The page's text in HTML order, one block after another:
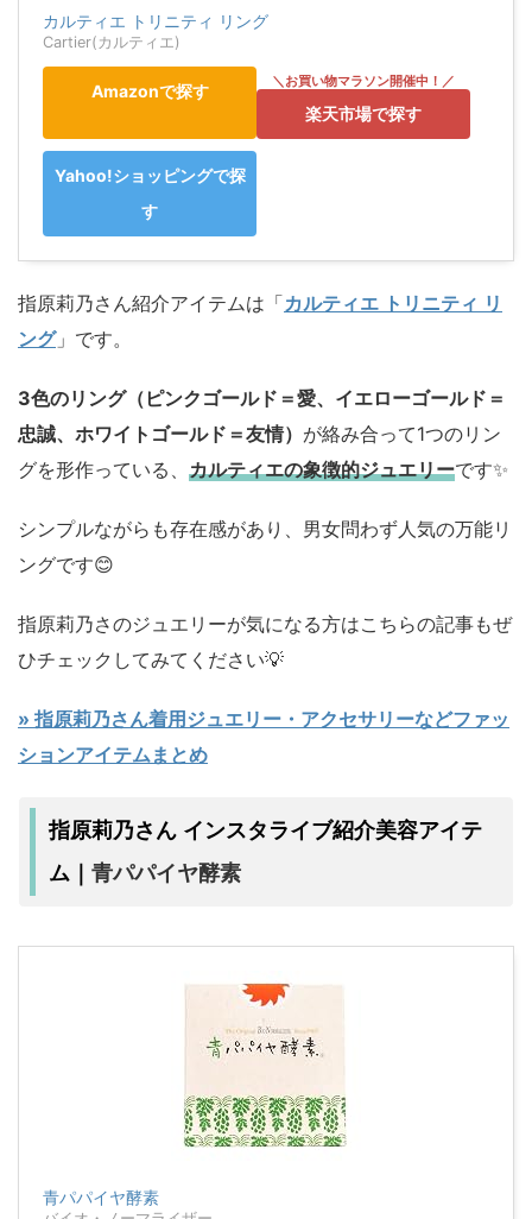
カルティエ トリニティ リング
Cartier(カルティエ)
Amazonで探す
楽天市場で探す
Yahoo!ショッピングで探
す
指原莉乃さん紹介アイテムは「カルティエ トリニティ リ
ング」です。
3色のリング（ピンクゴールド＝愛、イエローゴールド＝
忠誠、ホワイトゴールド＝友情） が絡み合って1つのリン
グを形作っている、 カルティエの象徴的ジュエリーです✨️
シンプルながらも存在感があり、男女問わず人気の万能リ
ングです😊
指原莉乃さのジュエリーが気になる方はこちらの記事もぜ
ひチェックしてみてください💡
» 指原莉乃さん着用ジュエリー・アクセサリーなどファッ
ションアイテムまとめ
指原莉乃さん インスタライブ紹介美容アイテ
ム｜青パパイヤ酵素
青パパイヤ酵素